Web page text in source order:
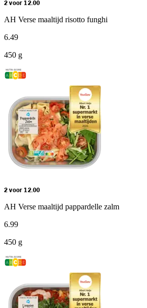
2 voor 12.00
AH Verse maaltijd risotto funghi
6.49
450 g
2 voor 12.00
AH Verse maaltijd pappardelle zalm
6.99
450 g